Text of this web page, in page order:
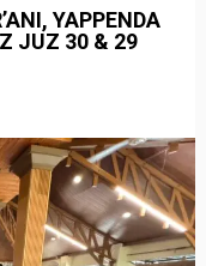
YAPPENDA
JUZ 30 & 29